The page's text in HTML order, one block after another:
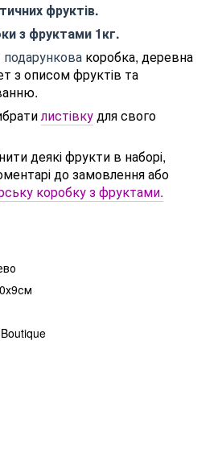
фруктів.
з фруктами 1кг.
подарункова коробка, деревна
з описом фруктів та
листівкудля свого
деякі фрукти в наборі,
до замовлення або
коробку з фруктами.